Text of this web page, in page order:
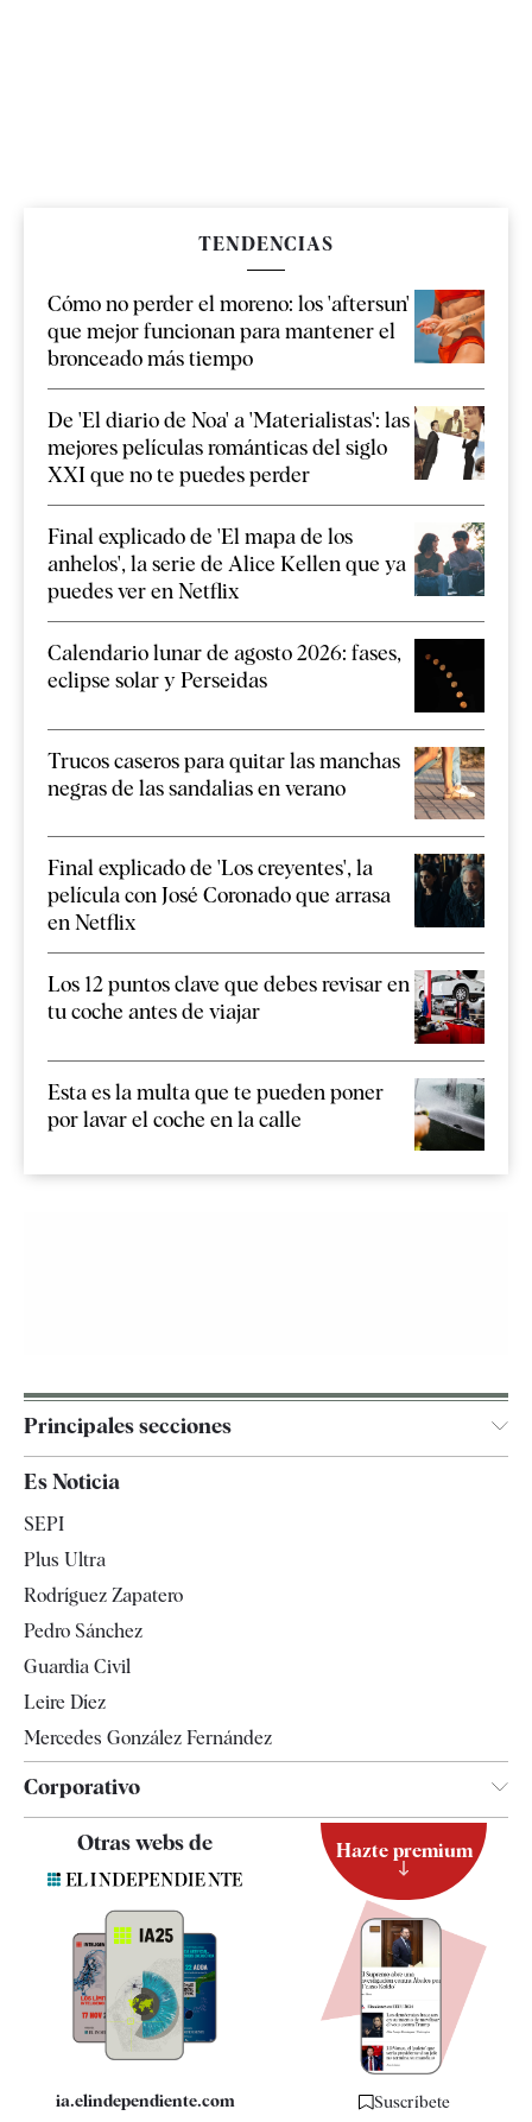
TENDENCIAS
Cómo no perder el moreno: los 'aftersun'
que mejor funcionan para mantener el
bronceado más tiempo
De 'El diario de Noa' a 'Materialistas': las
mejores películas románticas del siglo
XXI que no te puedes perder
Final explicado de 'El mapa de los
anhelos', la serie de Alice Kellen que ya
puedes ver en Netflix
Calendario lunar de agosto 2026: fases,
eclipse solar y Perseidas
Trucos caseros para quitar las manchas
negras de las sandalias en verano
Final explicado de 'Los creyentes', la
película con José Coronado que arrasa
en Netflix
Los 12 puntos clave que debes revisar en
tu coche antes de viajar
Esta es la multa que te pueden poner
por lavar el coche en la calle
Principales secciones
España
Televisión
Es Noticia
SEPI
Plus Ultra
Rodríguez Zapatero
Pedro Sánchez
Guardia Civil
Leire Díez
Mercedes González Fernández
Corporativo
Contacto
Quiénes somos
Especificaciones
Otras webs de
ia.elindependiente.com
Hazte premium
Suscríbete